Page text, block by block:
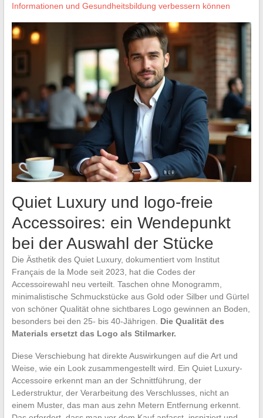
Informationen und Gesundheitsbildung verbessern können
Quiet Luxury und logo-freie
Accessoires: ein Wendepunkt
bei der Auswahl der Stücke
Die Ästhetik des Quiet Luxury, dokumentiert vom Institut
Français de la Mode seit 2023, hat die Codes der
Accessoirewahl neu verteilt. Taschen ohne Monogramm,
minimalistische Schmuckstücke aus Gold oder Silber und Gürtel
von schöner Qualität ohne sichtbares Logo gewinnen an Boden,
besonders bei den 25- bis 40-Jährigen. Die Qualität des
Materials ersetzt das Logo als Stilmarker.
Diese Verschiebung hat direkte Auswirkungen auf die Art und
Weise, wie ein Look zusammengestellt wird. Ein Quiet Luxury-
Accessoire erkennt man an der Schnittführung, der
Lederstruktur, der Verarbeitung des Verschlusses, nicht an
einem Muster, das man aus zehn Metern Entfernung erkennt.